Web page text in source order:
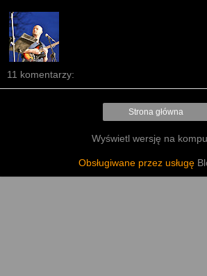
11 komentarzy:
Strona główna
Wyświetl wersję na
Obsługiwane przez usługę